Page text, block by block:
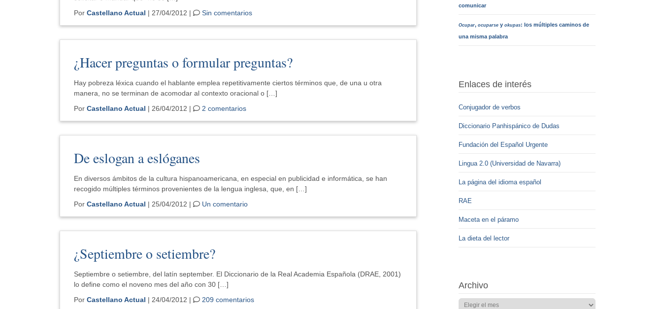
Por Castellano Actual | 27/04/2012 | Sin comentarios
¿Hacer preguntas o formular preguntas?
Hay pobreza léxica cuando el hablante emplea repetitivamente ciertos términos que, de una u otra
manera, no se terminan de acomodar al contexto oracional o […]
Por Castellano Actual | 26/04/2012 | 2 comentarios
De eslogan a eslóganes
En diversos ámbitos de la cultura hispanoamericana, en especial en publicidad e informática, se han
recogido múltiples términos provenientes de la lengua inglesa, que, en […]
Por Castellano Actual | 25/04/2012 | Un comentario
¿Septiembre o setiembre?
Septiembre o setiembre, del latín september. El Diccionario de la Real Academia Española (DRAE, 2001)
lo define como el noveno mes del año con 30 […]
Por Castellano Actual | 24/04/2012 | 209 comentarios
comunicar
Ocupar, ocuparsey okupas: los múltiples caminos de
una misma palabra
Enlaces de interés
Conjugador de verbos
Diccionario Panhispánico de Dudas
Fundación del Español Urgente
Lingua 2.0 (Universidad de Navarra)
La página del idioma español
RAE
Maceta en el páramo
La dieta del lector
Archivo